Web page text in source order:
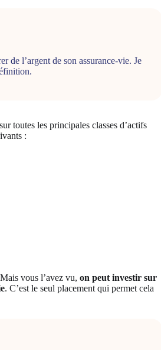
de l’argent de son assurance-vie. Je
toutes les principales classes d’actifs
:
vous l’avez vu, on peut investir sur
. C’est le seul placement qui permet cela